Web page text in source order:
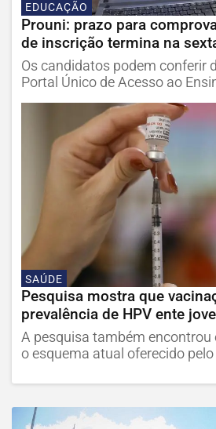
EDUCAÇÃO
Prouni: prazo para
de inscrição termina na
Os candidatos podem conferir
Portal Único de Acesso ao
SAÚDE
Pesquisa mostra que
prevalência de HPV ente
A pesquisa também encontrou
o esquema atual oferecido